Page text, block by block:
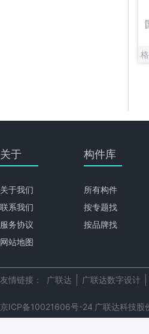
关于
关于我们
联系我们
服务协议
网站地图
构件库
所有构件
按专题找
按品牌找
友情链接： 广联达 广联达数字设计
京ICP备10021606号-24 广联达科技股